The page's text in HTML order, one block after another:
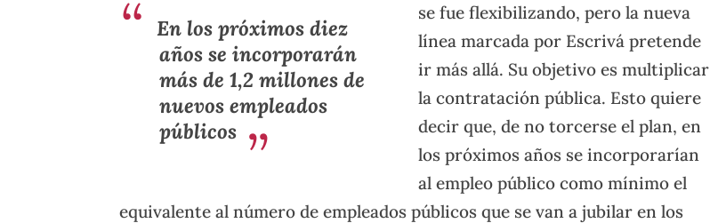
En los próximos diez
años se incorporarán
más de 1,2 millones de
nuevos empleados
públicos
se fue flexibilizando, pero la nueva
línea marcada por Escrivá pretende
ir más allá. Su objetivo es multiplicar
la contratación pública. Esto quiere
decir que, de no torcerse el plan, en
los próximos años se incorporarían
al empleo público como mínimo el
equivalente al número de empleados públicos que se van a jubilar en los